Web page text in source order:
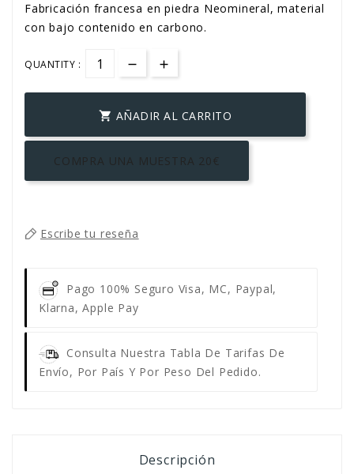
Fabricación francesa en piedra Neomineral, material
con bajo contenido en carbono.
QUANTITY :
 AÑADIR AL CARRITO
COMPRA UNA MUESTRA 20€
Escribe tu reseña
Pago 100% Seguro Visa, MC, Paypal,
Klarna, Apple Pay
Consulta Nuestra Tabla De Tarifas De
Envío, Por País Y Por Peso Del Pedido.
Descripción